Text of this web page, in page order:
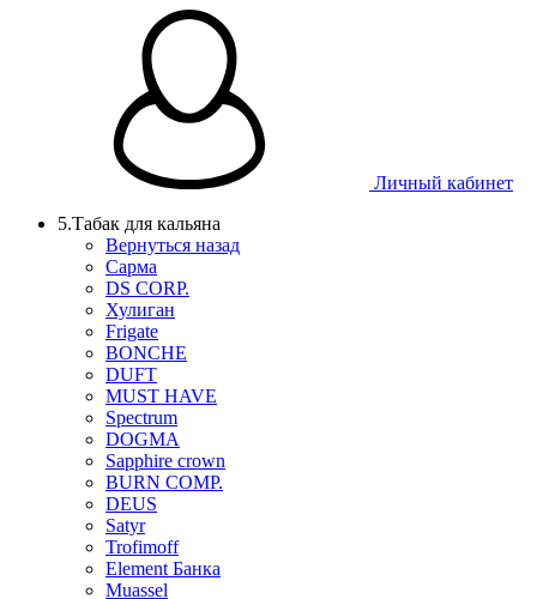
Личный кабинет
5.Табак для кальяна
Вернуться назад
Сарма
DS CORP.
Хулиган
Frigate
BONCHE
DUFT
MUST HAVE
Spectrum
DOGMA
Sapphire crown
BURN COMP.
DEUS
Satyr
Trofimoff
Element Банка
Muassel